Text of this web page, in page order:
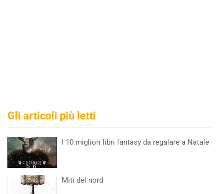
Gli articoli più letti
I 10 migliori libri fantasy da regalare a Natale
Miti del nord